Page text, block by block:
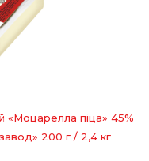
«Моцарелла піца» 45%
200 г / 2,4 кг